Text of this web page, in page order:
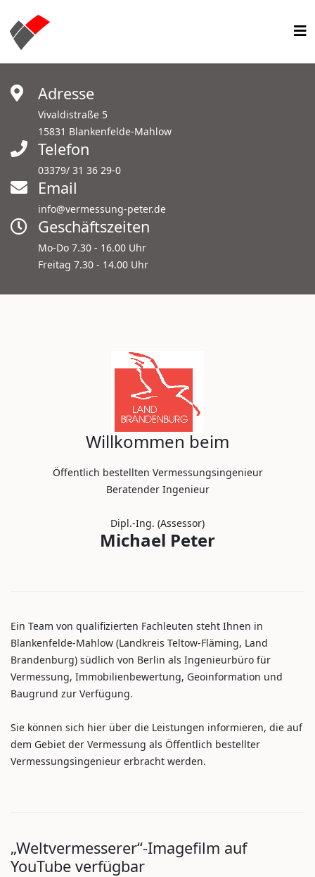
Adresse
Vivaldistraße 5
15831 Blankenfelde-Mahlow
Telefon
03379/ 31 36 29-0
Email
info@vermessung-peter.de
Geschäftszeiten
Mo-Do 7.30 - 16.00 Uhr
Freitag 7.30 - 14.00 Uhr
Willkommen beim
Öffentlich bestellten Vermessungsingenieur
Beratender Ingenieur
Dipl.-Ing. (Assessor)
Michael Peter
Ein Team von qualifizierten Fachleuten steht Ihnen in
Blankenfelde-Mahlow (Landkreis Teltow-Fläming, Land
Brandenburg) südlich von Berlin als Ingenieurbüro für
Vermessung, Immobilienbewertung, Geoinformation und
Baugrund zur Verfügung.
Sie können sich hier über die Leistungen informieren, die auf
dem Gebiet der Vermessung als Öffentlich bestellter
Vermessungsingenieur erbracht werden.
„Weltvermesserer“-Imagefilm auf
YouTube verfügbar